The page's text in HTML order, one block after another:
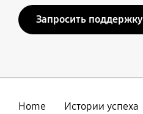
Запросить поддержку
Home Истории успеха